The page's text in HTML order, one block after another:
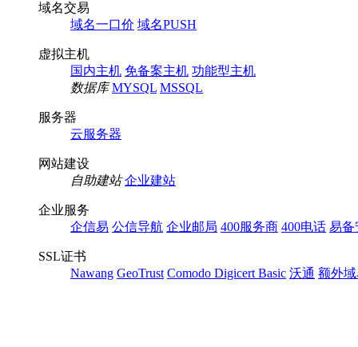
域名交易
域名一口价 域名PUSH
虚拟主机
国内主机 免备案主机 功能型主机
数据库 MYSQL MSSQL
服务器
云服务器
网站建设
自助建站 企业建站
企业服务
企信易 公信导航 企业邮局 400服务商 400电话 易备
SSL证书
Nawang GeoTrust Comodo Digicert Basic 沃通 额外